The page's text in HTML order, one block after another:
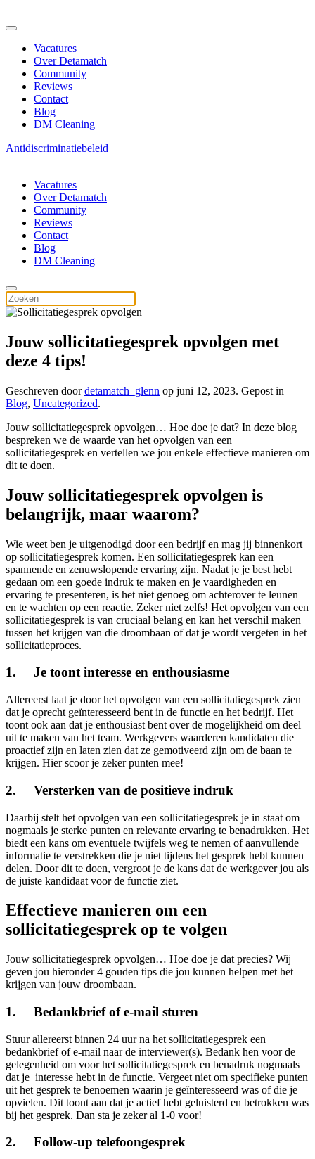
Vacatures
Over Detamatch
Community
Reviews
Contact
Blog
DM Cleaning
Antidiscriminatiebeleid
Vacatures
Over Detamatch
Community
Reviews
Contact
Blog
DM Cleaning
Jouw sollicitatiegesprek opvolgen met
deze 4 tips!
Geschreven doordetamatch_glenn op juni 12, 2023. Gepost in
Blog, Uncategorized.
Jouw sollicitatiegesprek opvolgen… Hoe doe je dat? In deze blog
bespreken we de waarde van het opvolgen van een
sollicitatiegesprek en vertellen we jou enkele effectieve manieren om
dit te doen.
Jouw sollicitatiegesprek opvolgen is
belangrijk, maar waarom?
Wie weet ben je uitgenodigd door een bedrijf en mag jij binnenkort
op sollicitatiegesprek komen. Een sollicitatiegesprek kan een
spannende en zenuwslopende ervaring zijn. Nadat je je best hebt
gedaan om een goede indruk te maken en je vaardigheden en
ervaring te presenteren, is het niet genoeg om achterover te leunen
en te wachten op een reactie. Zeker niet zelfs! Het opvolgen van een
sollicitatiegesprek is van cruciaal belang en kan het verschil maken
tussen het krijgen van die droombaan of dat je wordt vergeten in het
sollicitatieproces.
1. Je toont interesse en enthousiasme
Allereerst laat je door het opvolgen van een sollicitatiegesprek zien
dat je oprecht geïnteresseerd bent in de functie en het bedrijf. Het
toont ook aan dat je enthousiast bent over de mogelijkheid om deel
uit te maken van het team. Werkgevers waarderen kandidaten die
proactief zijn en laten zien dat ze gemotiveerd zijn om de baan te
krijgen. Hier scoor je zeker punten mee!
2. Versterken van de positieve indruk
Daarbij stelt het opvolgen van een sollicitatiegesprek je in staat om
nogmaals je sterke punten en relevante ervaring te benadrukken. Het
biedt een kans om eventuele twijfels weg te nemen of aanvullende
informatie te verstrekken die je niet tijdens het gesprek hebt kunnen
delen. Door dit te doen, vergroot je de kans dat de werkgever jou als
de juiste kandidaat voor de functie ziet.
Effectieve manieren om een
sollicitatiegesprek op te volgen
Jouw sollicitatiegesprek opvolgen… Hoe doe je dat precies? Wij
geven jou hieronder 4 gouden tips die jou kunnen helpen met het
krijgen van jouw droombaan.
1. Bedankbrief of e-mail sturen
Stuur allereerst binnen 24 uur na het sollicitatiegesprek een
bedankbrief of e-mail naar de interviewer(s). Bedank hen voor de
gelegenheid om voor het sollicitatiegesprek en benadruk nogmaals
dat je interesse hebt in de functie. Vergeet niet om specifieke punten
uit het gesprek te benoemen waarin je geïnteresseerd was of die je
opvielen. Dit toont aan dat je actief hebt geluisterd en betrokken was
bij het gesprek. Dan sta je zeker al 1-0 voor!
2. Follow-up telefoongesprek